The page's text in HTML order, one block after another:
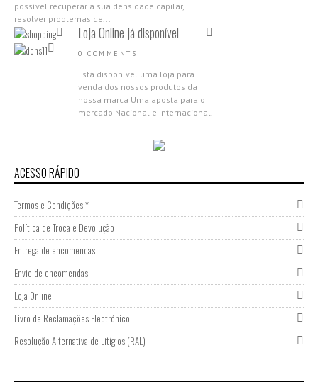
possível recuperar a sua densidade capilar,
resolver problemas de...
Loja Online já disponível
0 COMMENTS
Está disponível uma loja para
venda dos nossos produtos da
nossa marca Uma aposta para o
mercado Nacional e Internacional.
Nova Gama Nano Molecular
2018
0 COMMENTS
Apresentamos a nova Gama Nano
Molecular da Donsilia
Professional Estamos muito
felizes por partilhar com todas as
porque acreditamos que cada...
Participação Expocosmética
0 COMMENTS
Ultima inovação em Portugal
a Plataforma Laser de
ACESSO RÁPIDO
Termos e Condições *
Política de Troca e Devolução
Entrega de encomendas
Envio de encomendas
Loja Online
Livro de Reclamações Electrónico
Resolução Alternativa de Litígios (RAL)